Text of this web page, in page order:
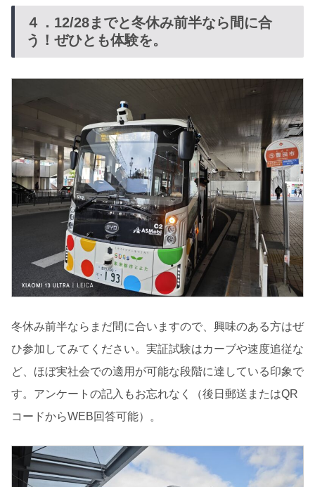
４．12/28までと冬休み前半なら間に合
う！ぜひとも体験を。
冬休み前半ならまだ間に合いますので、興味のある方はぜ
ひ参加してみてください。実証試験はカーブや速度追従な
ど、ほぼ実社会での適用が可能な段階に達している印象で
す。アンケートの記入もお忘れなく（後日郵送またはQR
コードからWEB回答可能）。